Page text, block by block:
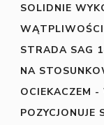
SOLIDNIE
STRADA SAG
NA
OCIEKACZEM
POZYCJONUJE